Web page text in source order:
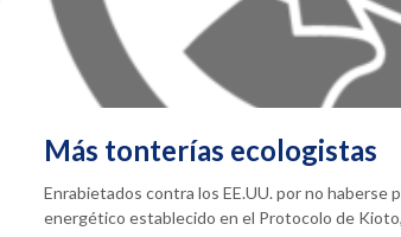
Más tonterías ecologistas
Enrabietados contra los EE.UU. por no haberse
energético establecido en el Protocolo de